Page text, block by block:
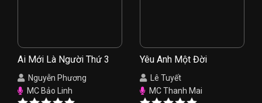
Ai Mới Là Người Thứ 3
Nguyễn Phương
MC Bảo Linh
Yêu Anh Một Đời
Lê Tuyết
MC Thanh Mai